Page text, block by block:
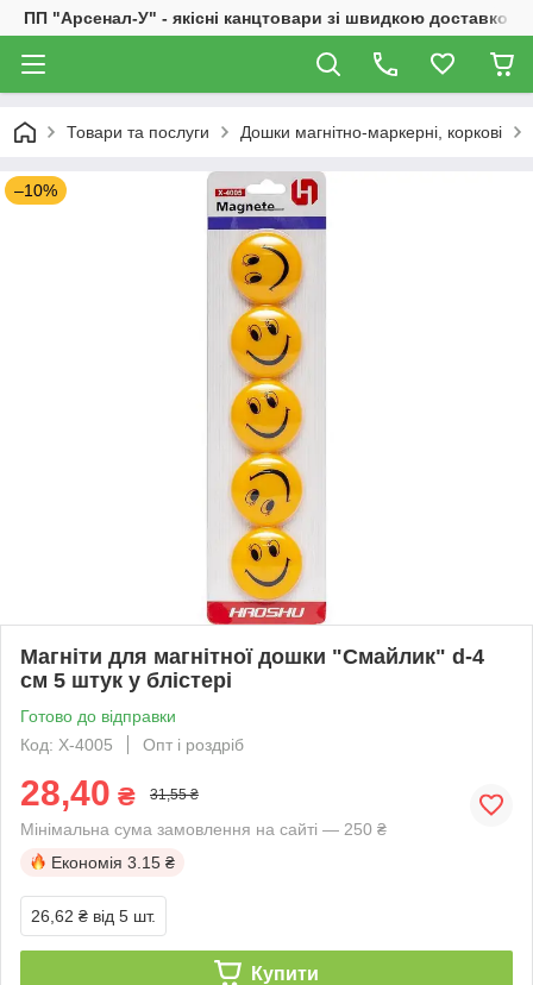
ПП "Арсенал-У" - якісні канцтовари зі швидкою доставкою
Товари та послуги Дошки магнітно-маркерні, коркові
–10%
Магніти для магнітної дошки "Смайлик" d-4
см 5 штук у блістері
Готово до відправки
Код: X-4005
Опт і роздріб
28,40 ₴ 31,55 ₴
Мінімальна сума замовлення на сайті — 250 ₴
Економія 3.15 ₴
26,62 ₴ від 5 шт.
Купити